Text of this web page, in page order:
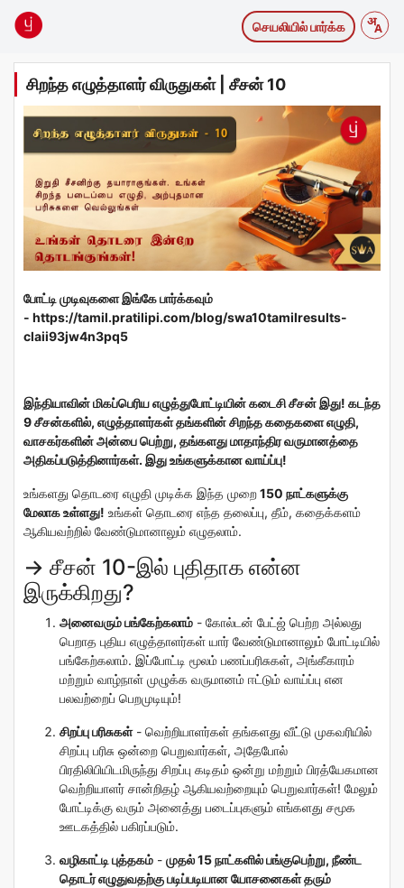
செயலியில் பார்க்க
சிறந்த எழுத்தாளர் விருதுகள் | சீசன் 10
போட்டி முடிவுகளை இங்கே பார்க்கவும்
- https://tamil.pratilipi.com/blog/swa10tamilresults-
claii93jw4n3pq5
இந்தியாவின் மிகப்பெரிய எழுத்துபோட்டியின் கடைசி சீசன் இது! கடந்த
9 சீசன்களில், எழுத்தாளர்கள் தங்களின் சிறந்த கதைகளை எழுதி,
வாசகர்களின் அன்பை பெற்று, தங்களது மாதாந்திர வருமானத்தை
அதிகப்படுத்தினார்கள். இது உங்களுக்கான வாய்ப்பு!
உங்களது தொடரை எழுதி முடிக்க இந்த முறை150 நாட்களுக்கு
மேலாக உள்ளது! உங்கள் தொடரை எந்த தலைப்பு, தீம், கதைக்களம்
ஆகியவற்றில் வேண்டுமானாலும் எழுதலாம்.
→ சீசன் 10-இல் புதிதாக என்ன
இருக்கிறது?
அனைவரும் பங்கேற்கலாம் - கோல்டன் பேட்ஜ் பெற்ற அல்லது
பெறாத புதிய எழுத்தாளர்கள் யார் வேண்டுமானாலும் போட்டியில்
பங்கேற்கலாம். இப்போட்டி மூலம் பணப்பரிசுகள், அங்கீகாரம்
மற்றும் வாழ்நாள் முழுக்க வருமானம் ஈட்டும் வாய்ப்பு என
பலவற்றைப் பெறமுடியும்!
சிறப்பு பரிசுகள்- வெற்றியாளர்கள் தங்களது வீட்டு முகவரியில்
சிறப்பு பரிசு ஒன்றை பெறுவார்கள், அதேபோல்
பிரதிலிபியிடமிருந்து சிறப்பு கடிதம் ஒன்று மற்றும் பிரத்யேகமான
வெற்றியாளர் சான்றிதழ் ஆகியவற்றையும் பெறுவார்கள்! மேலும்
போட்டிக்கு வரும் அனைத்து படைப்புகளும் எங்களது சமூக
ஊடகத்தில் பகிரப்படும்.
வழிகாட்டி புத்தகம் - முதல் 15 நாட்களில் பங்குபெற்று, நீண்ட
தொடர் எழுதுவதற்கு படிப்படியான யோசனைகள் தரும்